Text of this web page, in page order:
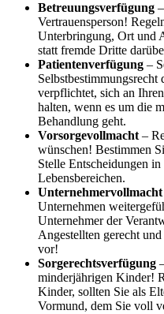
Betreuungsverfügung
Vertrauensperson!
Unterbringung, Ort und
statt fremde Dritte
Patientenverfügung –
verpflichtet, sich an
halten, wenn es um die
Behandlung geht.
Vorsorgevollmacht –
wünschen! Bestimmen
Stelle Entscheidungen
Lebensbereichen.
Unternehmervollmacht
Unternehmen
Unternehmer der
Angestellten gerecht
vor!
Sorgerechtsverfügung
minderjährigen Kinder!
Kinder, sollten Sie als
Vormund, dem Sie voll